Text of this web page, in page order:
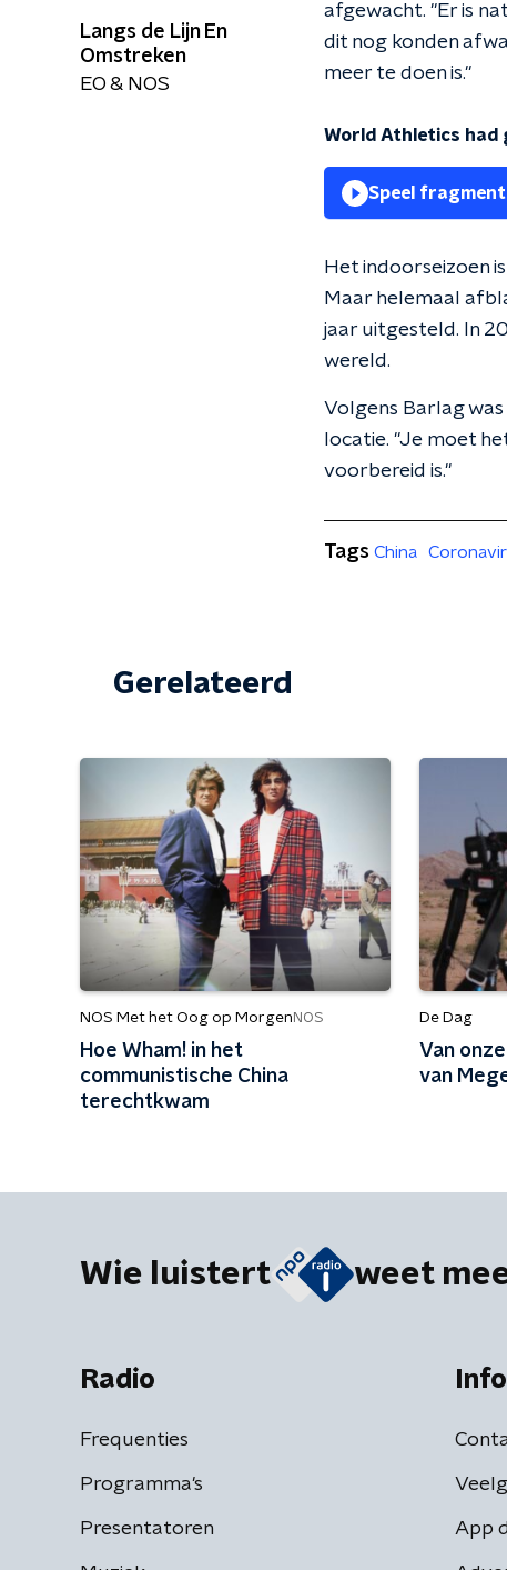
afgewacht. "Er is
dit nog konden
meer te doen is."
World Athletics had
Speel
Het indoorseizoen
Maar helemaal
jaar uitgesteld. In
wereld.
Volgens Barlag
locatie. "Je moet
voorbereid is."
Langs de Lijn En
Omstreken
EO & NOS
Tags China
Gerelateerd
NOS Met het Oog op Morgen NOS
Hoe Wham! in het
communistische China
terechtkwam
De Dag
Van
van
Wie luistert weet
Radio
Frequenties
Programma's
Presentatoren
Info
App